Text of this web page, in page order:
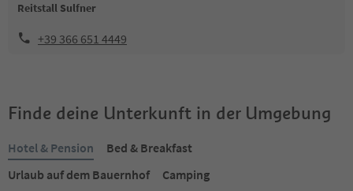
Reitstall Sulfner
+39 366 651 4449
Finde deine Unterkunft in der Umgebung
Hotel & Pension
Bed & Breakfast
Urlaub auf dem Bauernhof
Camping